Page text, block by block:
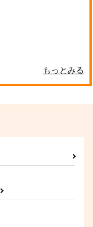
もっとみる